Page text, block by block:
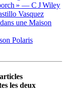
» — C J Wiley
Vasquez
une Maison
Polaris
les deux